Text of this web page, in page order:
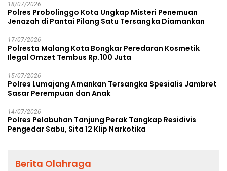
18/07/2026
Polres Probolinggo Kota Ungkap Misteri Penemuan
Jenazah di Pantai Pilang Satu Tersangka Diamankan
17/07/2026
Polresta Malang Kota Bongkar Peredaran Kosmetik
Ilegal Omzet Tembus Rp.100 Juta
15/07/2026
Polres Lumajang Amankan Tersangka Spesialis Jambret
Sasar Perempuan dan Anak
14/07/2026
Polres Pelabuhan Tanjung Perak Tangkap Residivis
Pengedar Sabu, Sita 12 Klip Narkotika
Berita Olahraga